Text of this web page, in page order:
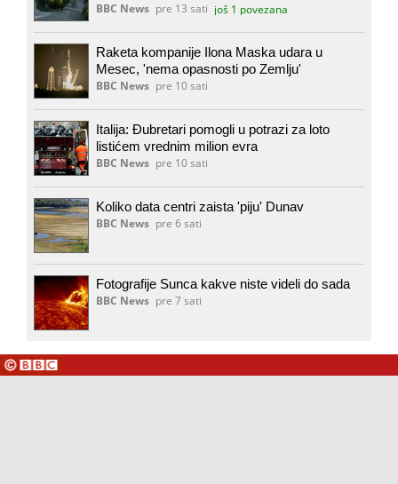
BBC News pre 13 sati još 1 povezana
Raketa kompanije Ilona Maska udara u
Mesec, 'nema opasnosti po Zemlju'
BBC News pre 10 sati
Italija: Đubretari pomogli u potrazi za loto
listićem vrednim milion evra
BBC News pre 10 sati
Koliko data centri zaista 'piju' Dunav
BBC News pre 6 sati
Fotografije Sunca kakve niste videli do sada
BBC News pre 7 sati